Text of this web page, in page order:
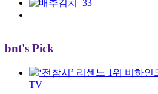
bnt's Pick
TV